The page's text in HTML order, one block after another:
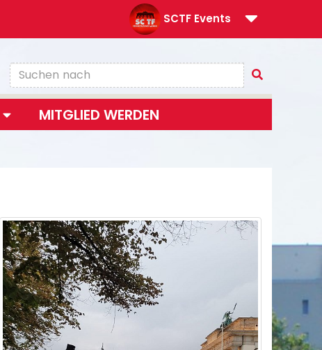
SCTF Events
MITGLIED WERDEN